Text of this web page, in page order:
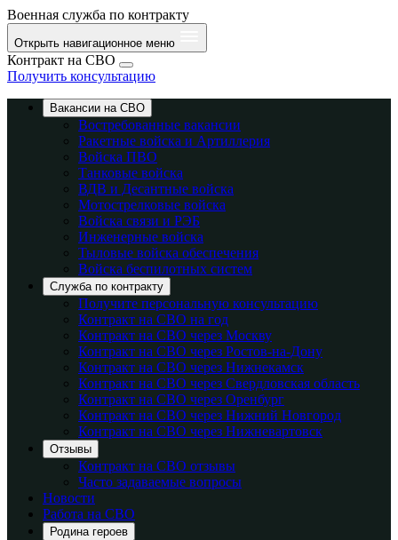
Военная служба по контракту
Открыть навигационное меню
Контракт на СВО
Получить консультацию
Вакансии на СВО
Востребованные вакансии
Ракетные войска и Артиллерия
Войска ПВО
Танковые войска
ВДВ и Десантные войска
Мотострелковые войска
Войска связи и РЭБ
Инженерные войска
Тыловые войска обеспечения
Войска беспилотных систем
Служба по контракту
Получите персональную консультацию
Контракт на СВО на год
Контракт на СВО через Москву
Контракт на СВО через Ростов-на-Дону
Контракт на СВО через Нижнекамск
Контракт на СВО через Свердловская область
Контракт на СВО через Оренбург
Контракт на СВО через Нижний Новгород
Контракт на СВО через Нижневартовск
Отзывы
Контракт на СВО отзывы
Часто задаваемые вопросы
Новости
Работа на СВО
Родина героев